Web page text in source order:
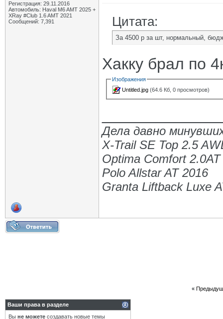
Регистрация: 29.11.2016
Автомобиль: Haval M6 AMT 2025 +
XRay #Club 1.6 AMT 2021
Сообщений: 7,391
Цитата:
За 4500 р за шт, нормальный,
Хакку брал по
Изображения
Untitled.jpg (64.6 Кб, 0 просмотров)
Дела давно
X-Trail SE Top 2.5
Optima Comfort
Polo Allstar AT 2016
Granta Liftback Luxe
«
Ваши права в разделе
Вы не можете создавать новые темы